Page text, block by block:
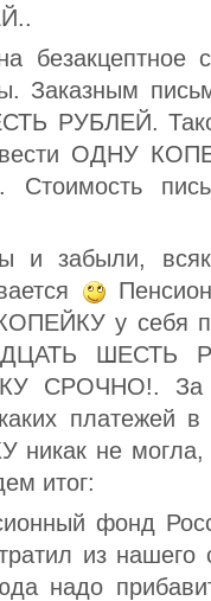
безакцептное
Заказным
РУБЛЕЙ.
ОДНУ
Стоимость
и забыли,
у себя
ШЕСТЬ
СРОЧНО!. За
не могла,
итог:
фонд
из
надо